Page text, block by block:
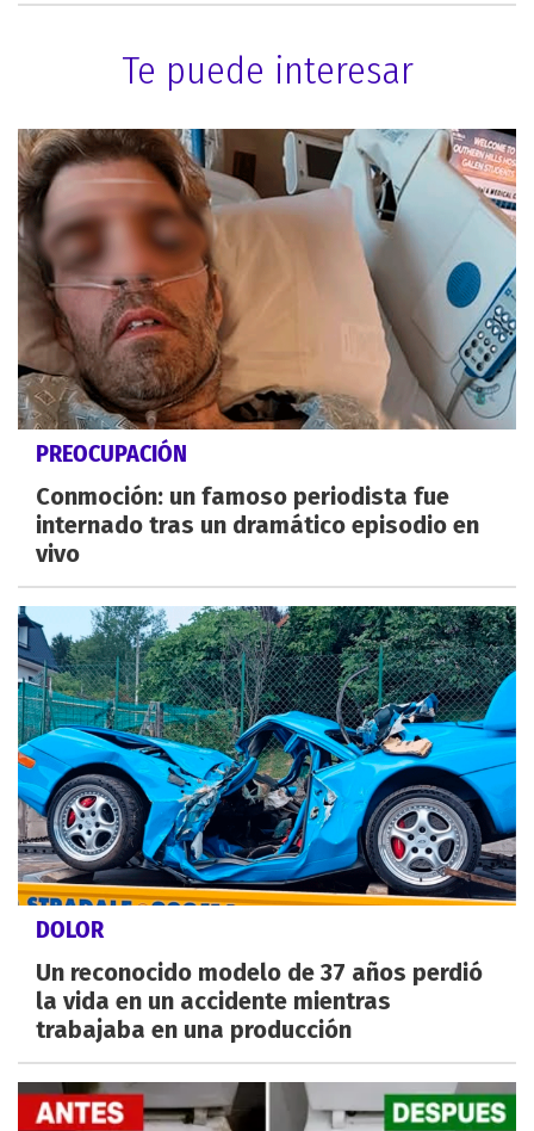
Te puede interesar
PREOCUPACIÓN
Conmoción: un famoso periodista fue
internado tras un dramático episodio en
vivo
DOLOR
Un reconocido modelo de 37 años perdió
la vida en un accidente mientras
trabajaba en una producción